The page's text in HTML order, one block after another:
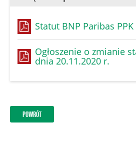
Statut BNP Paribas PPK
Ogłoszenie o zmianie
dnia 20.11.2020 r.
POWRÓT